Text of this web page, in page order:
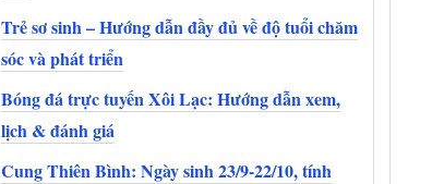
Trẻ sơ sinh – Hướng dẫn đầy đủ về độ tuổi chăm
sóc và phát triển
Bóng đá trực tuyến Xôi Lạc: Hướng dẫn xem,
lịch & đánh giá
Cung Thiên Bình: Ngày sinh 23/9-22/10, tính